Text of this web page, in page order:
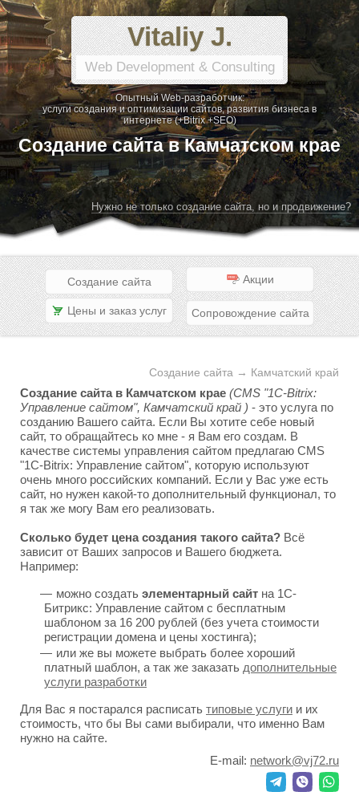
Vitaliy J.
Web Development & Consulting
Опытный Web-разработчик:
услуги создания и оптимизации сайтов, развития бизнеса в
интернете (+Bitrix +SEO)
Создание сайта в Камчатском крае
Нужно не только создание сайта, но и продвижение?
Создание сайта Акции
Цены и заказ услуг Сопровождение сайта
Создание сайта → Камчатский край
Создание сайта в Камчатском крае (CMS "1C-Bitrix:
Управление сайтом", Камчатский край ) - это услуга по
созданию Вашего сайта. Если Вы хотите себе новый
сайт, то обращайтесь ко мне - я Вам его создам. В
качестве системы управления сайтом предлагаю CMS
"1C-Bitrix: Управление сайтом", которую используют
очень много российских компаний. Если у Вас уже есть
сайт, но нужен какой-то дополнительный функционал, то
я так же могу Вам его реализовать.
Сколько будет цена создания такого сайта? Всё
зависит от Ваших запросов и Вашего бюджета.
Например:
можно создать элементарный сайт на 1С-
Битрикс: Управление сайтом с бесплатным
шаблоном за 16 200 рублей (без учета стоимости
регистрации домена и цены хостинга);
или же вы можете выбрать более хороший
платный шаблон, а так же заказать дополнительные
услуги разработки
Для Вас я постарался расписать типовые услуги и их
стоимость, что бы Вы сами выбирали, что именно Вам
нужно на сайте.
E-mail: network@vj72.ru